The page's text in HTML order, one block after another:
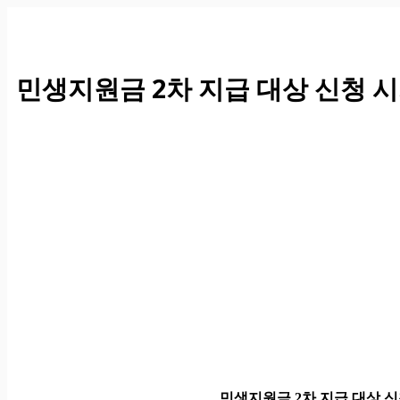
건민생지원금 2차 지급 대상 신청